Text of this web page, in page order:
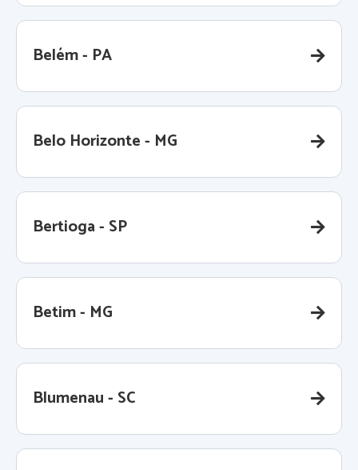
Belém - PA
Belo Horizonte - MG
Bertioga - SP
Betim - MG
Blumenau - SC